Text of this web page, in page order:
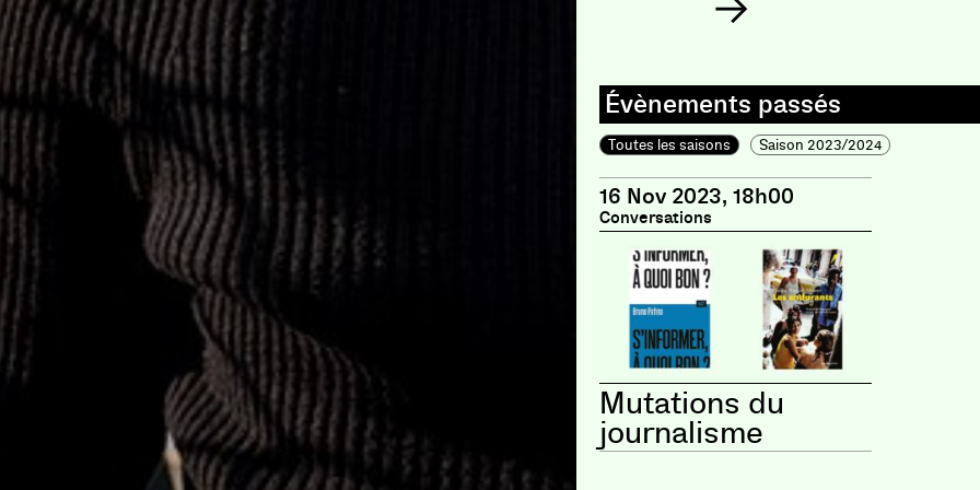
Toutes les saisons Saison 2023/2024
16 Nov 2023, 18h00
Conversations
Mutations du
journalisme